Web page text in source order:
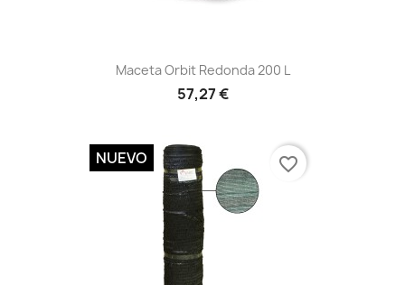
Vista rápida
Maceta Orbit Redonda 200 L
57,27 €
NUEVO favorite_border